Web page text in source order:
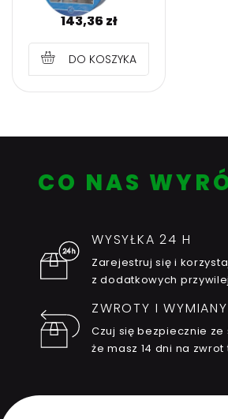
143,36zł
DO KOSZYKA
CO NAS
WYSYŁKA 24 H
Zarejestruj się i
z dodatkowych
ZWROTY I WYMIANY
Czuj się bezpiecznie
że masz 14 dni na zwrot